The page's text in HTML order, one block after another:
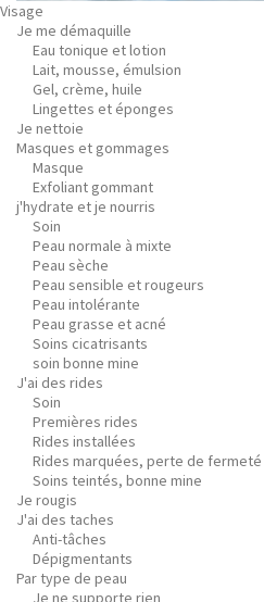
Visage
Je me démaquille
Eau tonique et lotion
Lait, mousse, émulsion
Gel, crème, huile
Lingettes et éponges
Je nettoie
Masques et gommages
Masque
Exfoliant gommant
j'hydrate et je nourris
Soin
Peau normale à mixte
Peau sèche
Peau sensible et rougeurs
Peau intolérante
Peau grasse et acné
Soins cicatrisants
soin bonne mine
J'ai des rides
Soin
Premières rides
Rides installées
Rides marquées, perte de fermeté
Soins teintés, bonne mine
Je rougis
J'ai des taches
Anti-tâches
Dépigmentants
Par type de peau
Je ne supporte rien